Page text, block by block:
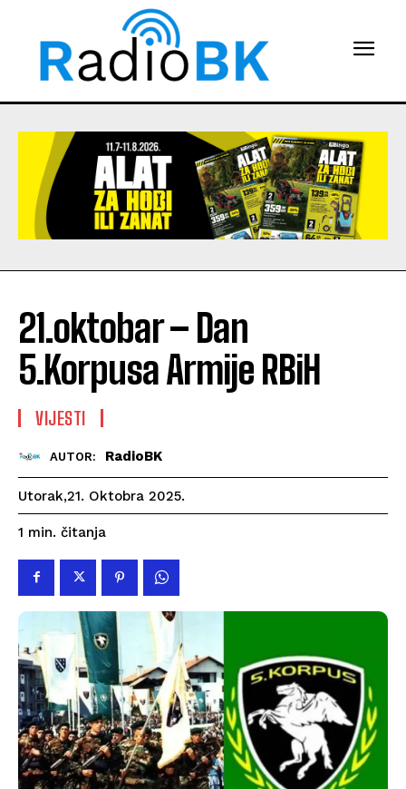
21.oktobar – Dan
5.Korpusa Armije RBiH
VIJESTI
AUTOR: RadioBK
Utorak,21. Oktobra 2025.
1 min. čitanja